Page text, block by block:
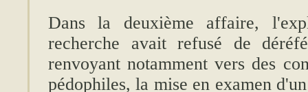
Dans la deuxième affaire,
recherche avait refusé de
renvoyant notamment vers des
pédophiles, la mise en examen